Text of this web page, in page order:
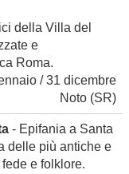
della Villa del
e
Roma.
/ 31 dicembre
Noto (SR)
- Epifania a Santa
delle più antiche e
e folklore.